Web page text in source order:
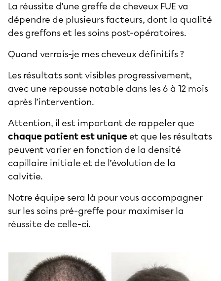
La réussite d’une greffe de cheveux FUE va
dépendre de plusieurs facteurs, dont la qualité
des greffons et les soins post-opératoires.
Quand verrais-je mes cheveux définitifs ?
Les résultats sont visibles progressivement,
avec une repousse notable dans les 6 à 12 mois
après l’intervention.
Attention, il est important de rappeler que
chaque patient est unique et que les résultats
peuvent varier en fonction de la densité
capillaire initiale et de l’évolution de la
calvitie.
Notre équipe sera là pour vous accompagner
sur les soins pré-greffe pour maximiser la
réussite de celle-ci.